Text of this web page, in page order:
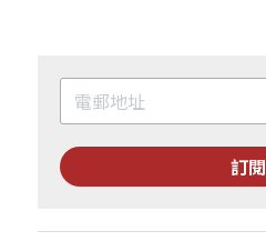
訂閱